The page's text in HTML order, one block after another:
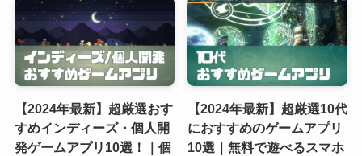
【2024年最新】超厳選おす
すめインディーズ・個人開
発ゲームアプリ10選！｜個
【2024年最新】超厳選10代
におすすめのゲームアプリ
10選｜無料で遊べるスマホ